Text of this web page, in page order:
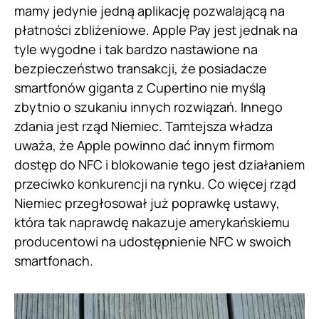
mamy jedynie jedną aplikację pozwalającą na
płatności zbliżeniowe. Apple Pay jest jednak na
tyle wygodne i tak bardzo nastawione na
bezpieczeństwo transakcji, że posiadacze
smartfonów giganta z Cupertino nie myślą
zbytnio o szukaniu innych rozwiązań. Innego
zdania jest rząd Niemiec. Tamtejsza władza
uważa, że Apple powinno dać innym firmom
dostęp do NFC i blokowanie tego jest działaniem
przeciwko konkurencji na rynku. Co więcej rząd
Niemiec przegłosował już poprawkę ustawy,
która tak naprawdę nakazuje amerykańskiemu
producentowi na udostępnienie NFC w swoich
smartfonach.